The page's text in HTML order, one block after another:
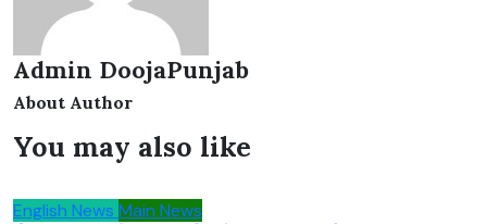
Admin DoojaPunjab
About Author
You may also like
English News Main News